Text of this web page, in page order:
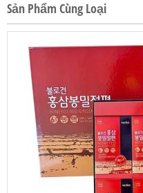
Sản Phẩm Cùng Loại